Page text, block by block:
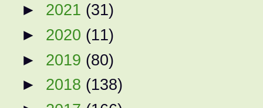
► 2021 (31)
► 2020 (11)
► 2019 (80)
► 2018 (138)